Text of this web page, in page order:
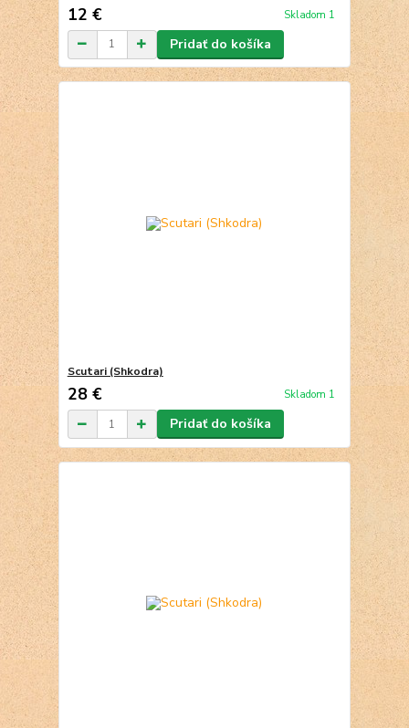
12 € Skladom 1
Pridať do košíka
Scutari (Shkodra)
28 € Skladom 1
Pridať do košíka